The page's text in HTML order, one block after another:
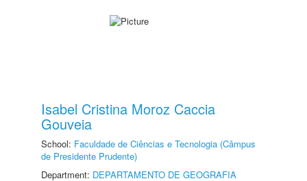
Isabel Cristina Moroz Caccia
Gouveia
School: Faculdade de Ciências e Tecnologia (Câmpus
de Presidente Prudente)
Department: DEPARTAMENTO DE GEOGRAFIA